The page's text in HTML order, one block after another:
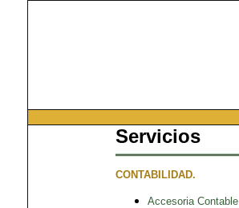
Servicios
CONTABILIDAD.
Accesoria Contable